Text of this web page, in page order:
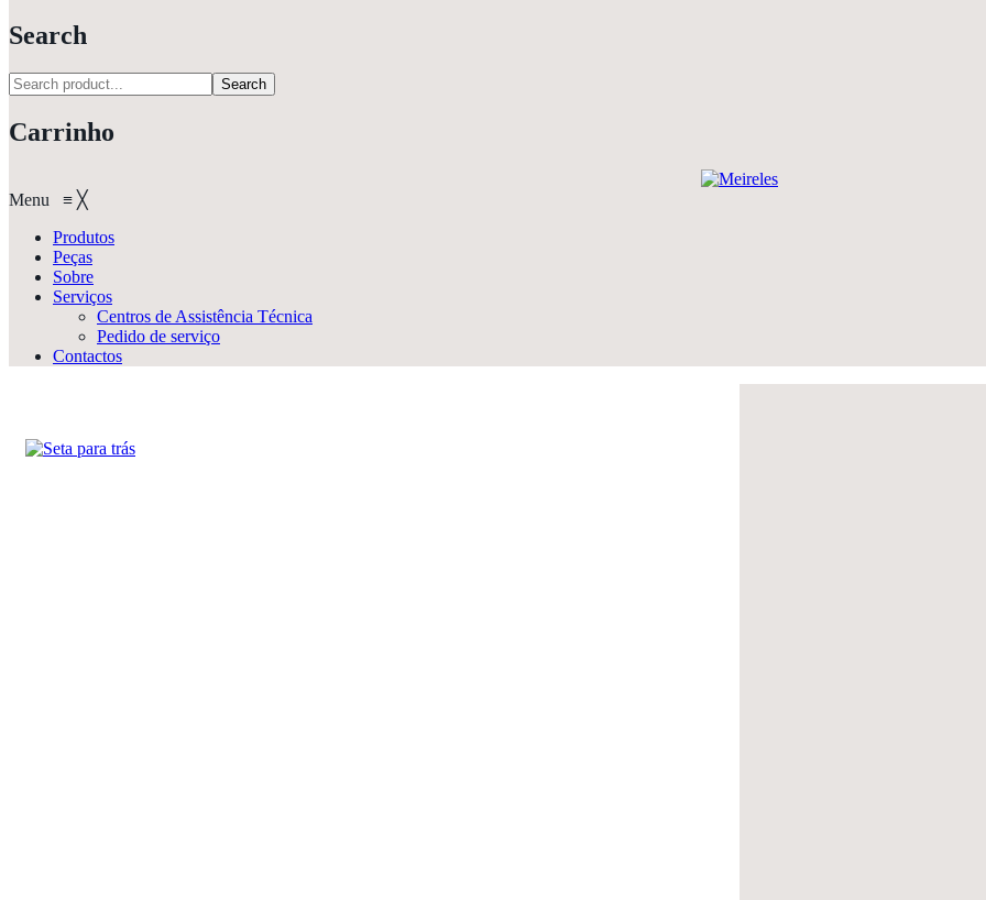
Search
Search
Carrinho
Menu ≡ ╳
Produtos
Peças
Sobre
Serviços
Centros de Assistência Técnica
Pedido de serviço
Contactos